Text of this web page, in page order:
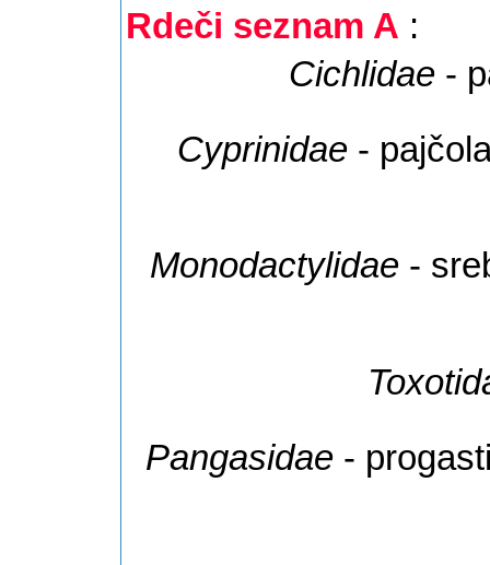
Rdeči seznam A :
Cichlidae-
Cyprinidae-
Monodactylidae-
Pangasidae-